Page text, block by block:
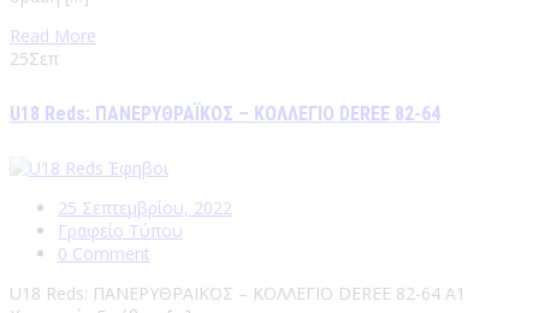
Read More
25Σεπ
U18 Reds: ΠΑΝΕΡΥΘΡΑΪΚΟΣ – ΚΟΛΛΕΓΙΟ DEREE 82-64
25 Σεπτεμβρίου, 2022
Γραφείο Τύπου
0 Comment
U18 Reds: ΠΑΝΕΡΥΘΡΑΪΚΟΣ – ΚΟΛΛΕΓΙΟ DEREE 82-64 Α1